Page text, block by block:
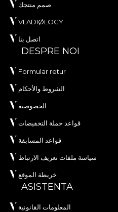
صمم منتجك
VLADIØLOGY
اتصل بنا
DESPRE NOI
Formular retur
الشروط والأحكام
الخصوصية
قواعد حملة التخفيضات
قواعد المسابقة
سياسة ملفات تعريف الارتباط
خريطة الموقع
ASISTENTA
المعلومات القانونية